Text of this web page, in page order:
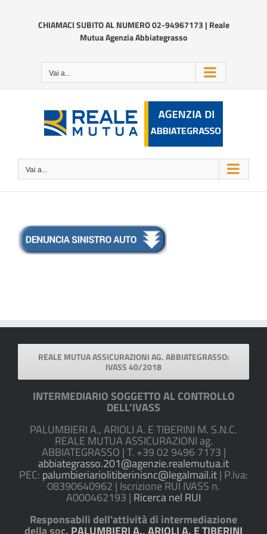
contenutoCHIAMACI SUBITO AL NUMERO 02-94967173 | Reale
Mutua Agenzia Abbiategrasso
Vai a...
Vai a...
REALE MUTUA ASSICURAZIONI AG. ABBIATEGRASSO:
IVASS 40/2018
INTERMEDIARIO SOGGETTO AL CONTROLLO
DELL’IVASS
PALUMBIERI A., ARIOLI A. E TIBERINI M. S.N.C.
REALE MUTUA ASSICURAZIONI ag.
ABBIATEGRASSO | T. +39 02 9496 7173 |
abbiategrasso.201@agenzie.realemutua.it
PEC: palumbieriariolitiberinisnc@legalmail.it| P.Iva:
08390640962 | Iscrizione RUI IVASS n.
A000462193 | Ricerca nel RUI
Responsabili dell'attività di intermediazione